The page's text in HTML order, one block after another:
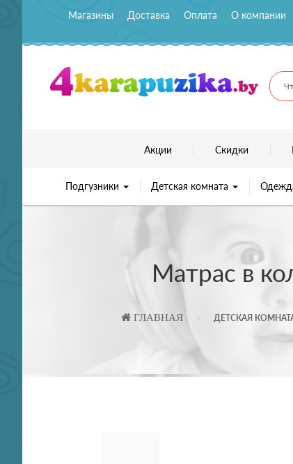
Магазины Доставка Оплата О компании
Акции Скидки
Подгузники Детская комната
Матрас в
ГЛАВНАЯ ДЕТСКАЯ